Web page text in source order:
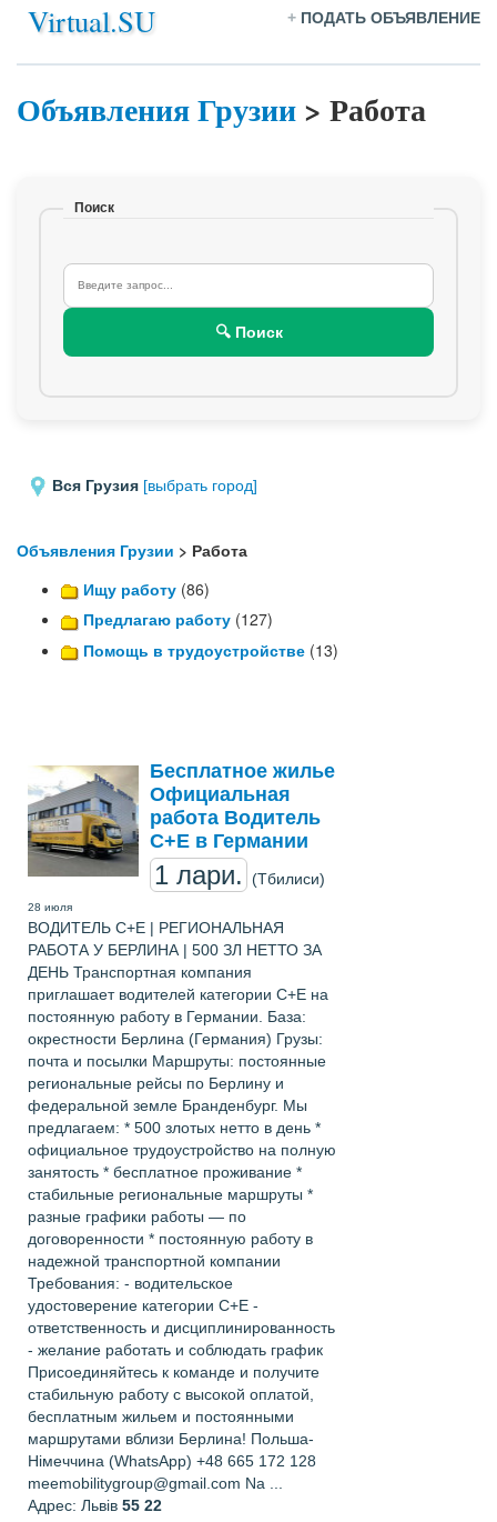
Virtual.SU + ПОДАТЬ ОБЪЯВЛЕНИЕ
Объявления Грузии> Работа
Поиск
🔍 Поиск
Вся Грузия [выбрать город]
Объявления Грузии > Работа
Ищу работу (86)
Предлагаю работу (127)
Помощь в трудоустройстве (13)
Бесплатное жилье
Официальная
работа Водитель
C+E в Германии
1 лари. (Тбилиси)
28 июля
ВОДИТЕЛЬ C+E | РЕГИОНАЛЬНАЯ
РАБОТА У БЕРЛИНА | 500 ЗЛ НЕТТО ЗА
ДЕНЬ Транспортная компания
приглашает водителей категории C+E на
постоянную работу в Германии. База:
окрестности Берлина (Германия) Грузы:
почта и посылки Маршруты: постоянные
региональные рейсы по Берлину и
федеральной земле Бранденбург. Мы
предлагаем: * 500 злотых нетто в день *
официальное трудоустройство на полную
занятость * бесплатное проживание *
стабильные региональные маршруты *
разные графики работы — по
договоренности * постоянную работу в
надежной транспортной компании
Требования: - водительское
удостоверение категории C+E -
ответственность и дисциплинированность
- желание работать и соблюдать график
Присоединяйтесь к команде и получите
стабильную работу с высокой оплатой,
бесплатным жильем и постоянными
маршрутами вблизи Берлина! Польша-
Німеччина (WhatsApp) +48 665 172 128
meemobilitygroup@gmail.com Na ...
Адрес: Львів 55 22